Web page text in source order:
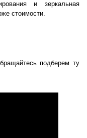
и зеркальная
стоимости.
подберем ту